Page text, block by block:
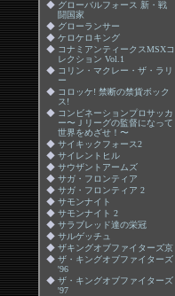
◆ グローバルフォース 新・戦
闘国家
◆ グローランサー
◆ ケロケロキング
◆ コナミアンティークスMSXコ
レクション Vol.1
◆ コリン・マクレー・ザ・ラリ
ー
◆ コロッケ! 禁断の禁貨ボック
ス!
◆ コンビネーションプロサッカ
ー〜Ｊリーグの監督になって
世界をめざせ！〜
◆ サイキックフォース2
◆ サイレントヒル
◆ サウザントアームズ
◆ サガ・フロンティア
◆ サガ・フロンティア 2
◆ サモンナイト
◆ サモンナイト 2
◆ サラブレッド達の栄冠
◆ サルゲッチュ
◆ ザキングオブファイターズ京
◆ ザ・キングオブファイターズ
'96
◆ ザ・キングオブファイターズ
'97